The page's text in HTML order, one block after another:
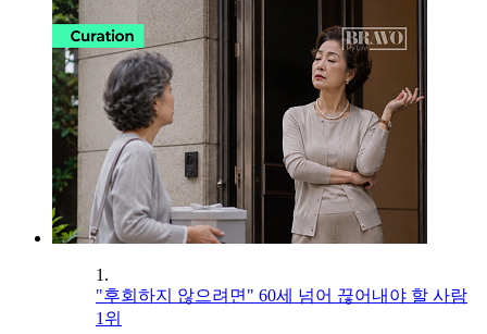
1.
"후회하지 않으려면" 60세 넘어 끊어내야 할 사람
1위